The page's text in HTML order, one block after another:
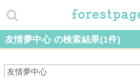
友情夢中心 の検索結果(1件)